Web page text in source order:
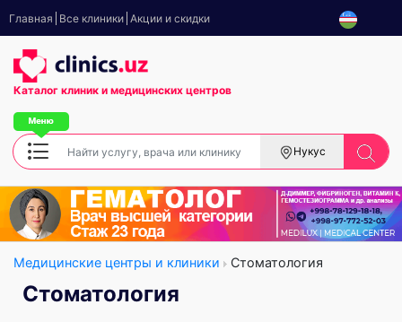
Главная Все клиники Акции и скидки
Каталог клиник и медицинских центров
Нукус
Медицинские центры и клиники Стоматология
Стоматология